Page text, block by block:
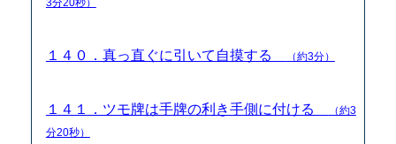
１４０．真っ直ぐに引いて自摸する （約3分）
１４１．ツモ牌は手牌の利き手側に付ける
（約3
分20秒）